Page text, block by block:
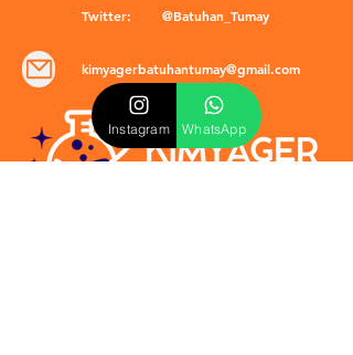
Twitter: @Batuhan_Tumay
kimyagerbatuhantumay@gmail.com
Instagram WhatsApp